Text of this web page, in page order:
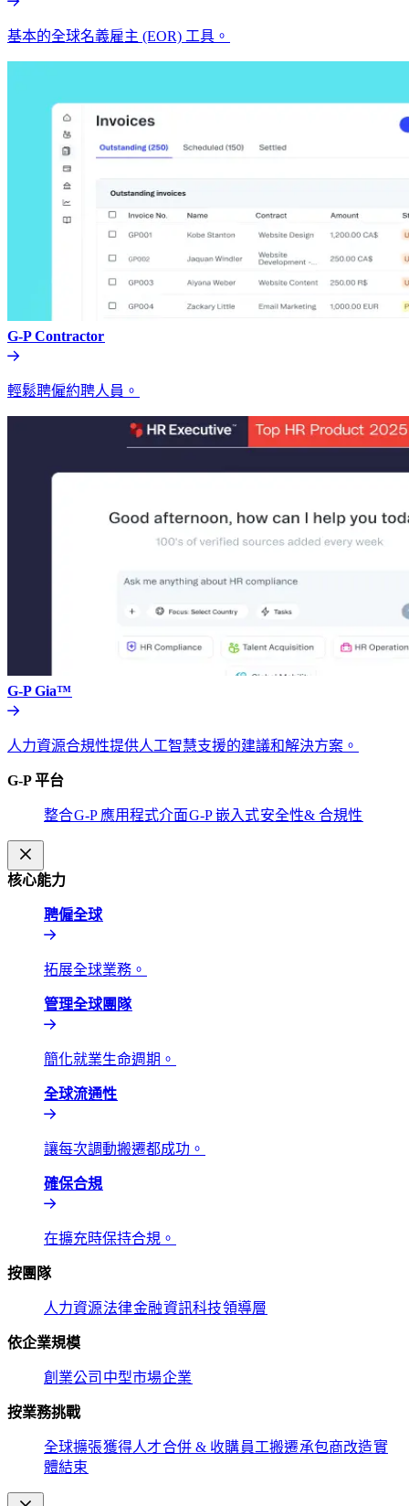
基本的全球名義雇主 (EOR) 工具。​​
G-P Contractor​​
輕鬆聘僱約聘人員。​​
G-P Gia™​​
人力資源合規性提供人工智慧支援的建議和解決方案。​​
G-P 平台​​
整合​​G-P 應用程式介面​​G-P 嵌入式​​安全性& 合規性​​
核心能力​​
聘僱全球​​
拓展全球業務。​​
管理全球團隊​​
簡化就業生命週期。​​
全球流通性​​
讓每次調動搬遷都成功。​​
確保合規​​
在擴充時保持合規。​​
按團隊​​
人力資源​​法律​​金融​​資訊科技​​領導層​​
依企業規模​​
創業公司​​ 中型市場​​企業​​
按業務挑戰​​
全球擴張​​獲得人才​​合併 & 收購​​員工搬遷​​承包商改造​​實
體結束​​